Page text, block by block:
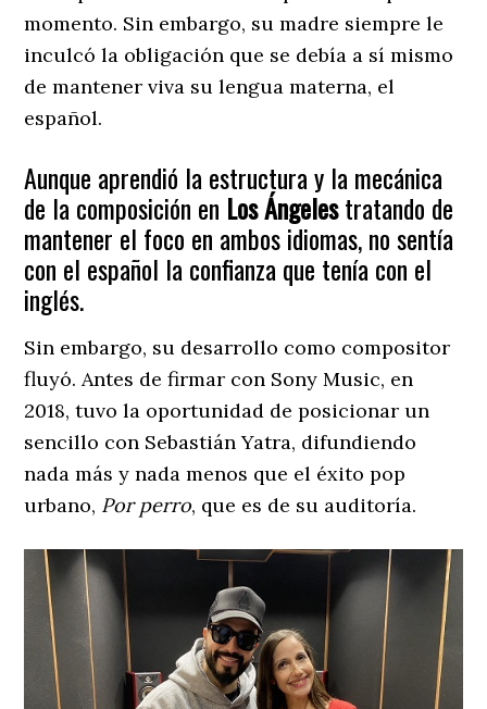
momento. Sin embargo, su madre siempre le
inculcó la obligación que se debía a sí mismo
de mantener viva su lengua materna, el
español.
Aunque aprendió la estructura y la mecánica
de la composición en Los Ángelestratando de
mantener el foco en ambos idiomas, no sentía
con el español la confianza que tenía con el
inglés.
Sin embargo, su desarrollo como compositor
fluyó. Antes de firmar con Sony Music, en
2018, tuvo la oportunidad de posicionar un
sencillo con Sebastián Yatra, difundiendo
nada más y nada menos que el éxito pop
urbano, Por perro, que es de su auditoría.